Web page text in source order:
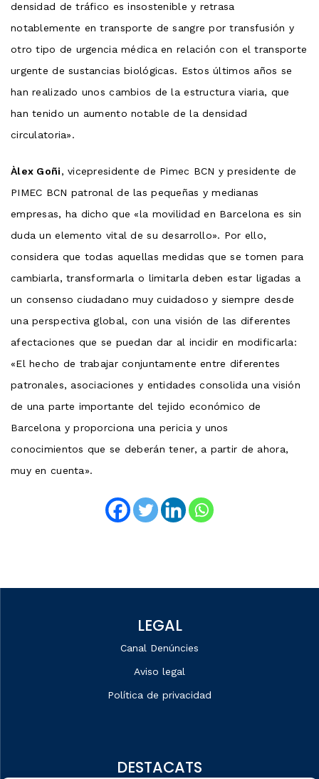
densidad de tráfico es insostenible y retrasa
notablemente en transporte de sangre por transfusión y
otro tipo de urgencia médica en relación con el transporte
urgente de sustancias biológicas. Estos últimos años se
han realizado unos cambios de la estructura viaria, que
han tenido un aumento notable de la densidad
circulatoria».
Àlex Goñi, vicepresidente de Pimec BCN y presidente de
PIMEC BCN patronal de las pequeñas y medianas
empresas, ha dicho que «la movilidad en Barcelona es sin
duda un elemento vital de su desarrollo». Por ello,
considera que todas aquellas medidas que se tomen para
cambiarla, transformarla o limitarla deben estar ligadas a
un consenso ciudadano muy cuidadoso y siempre desde
una perspectiva global, con una visión de las diferentes
afectaciones que se puedan dar al incidir en modificarla:
«El hecho de trabajar conjuntamente entre diferentes
patronales, asociaciones y entidades consolida una visión
de una parte importante del tejido económico de
Barcelona y proporciona una pericia y unos
conocimientos que se deberán tener, a partir de ahora,
muy en cuenta».
LEGAL
Canal Denúncies
Aviso legal
Política de privacidad
DESTACATS